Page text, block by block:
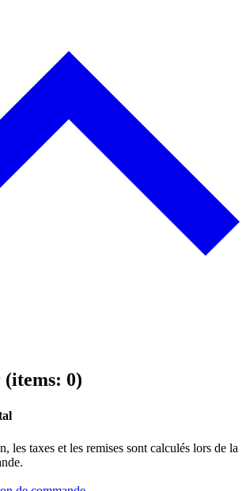
(items: 0)
les taxes et les remises sont calculés lors de la